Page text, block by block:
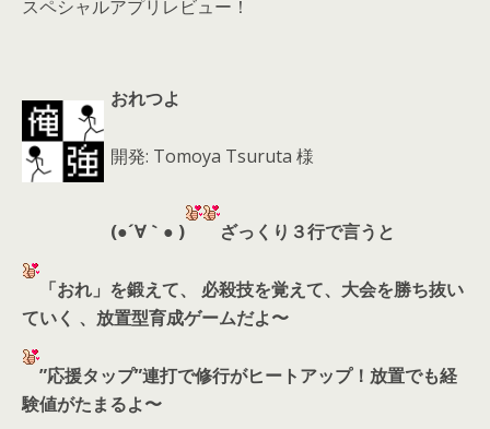
スペシャルアプリレビュー！
おれつよ
開発: Tomoya Tsuruta 様
(●´∀｀● ) ざっくり３行で言うと
「おれ」を鍛えて、 必殺技を覚えて、大会を勝ち抜い
ていく 、放置型育成ゲームだよ〜
”応援タップ”連打で修行がヒートアップ！放置でも経
験値がたまるよ〜